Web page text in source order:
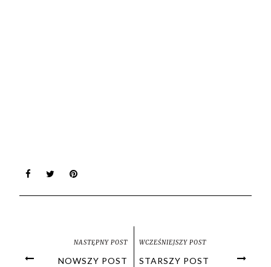
NASTĘPNY POST
NOWSZY POST
WCZEŚNIEJSZY POST
STARSZY POST